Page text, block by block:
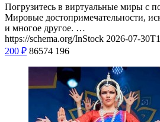
Погрузитесь в виртуальные миры с
Мировые достопримечательности,
и многое другое. …
https://schema.org/InStock 2026-07-
200 ₽ 86574 196